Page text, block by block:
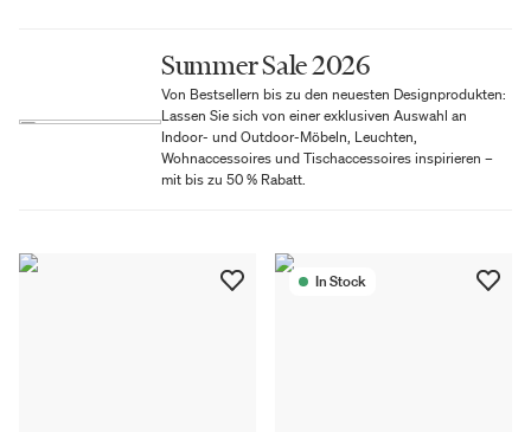
Summer Sale 2026
Von Bestsellern bis zu den neuesten Designprodukten:
Lassen Sie sich von einer exklusiven Auswahl an
Indoor- und Outdoor-Möbeln, Leuchten,
Wohnaccessoires und Tischaccessoires inspirieren –
mit bis zu 50 % Rabatt.
In Stock